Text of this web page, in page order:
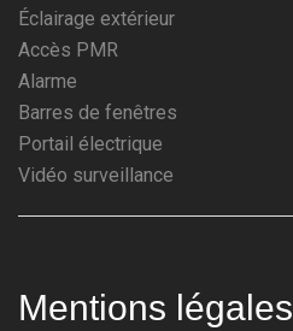
Éclairage extérieur
Accès PMR
Alarme
Barres de fenêtres
Portail électrique
Vidéo surveillance
Mentions légales